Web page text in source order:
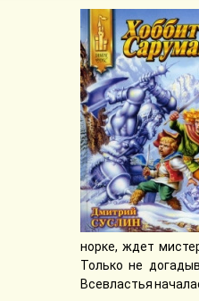
норке, ждет
Только не
Всевластья